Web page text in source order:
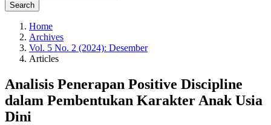
Search
Home
Archives
Vol. 5 No. 2 (2024): Desember
Articles
Analisis Penerapan Positive Discipline
dalam Pembentukan Karakter Anak Usia
Dini